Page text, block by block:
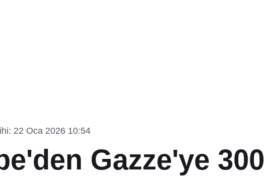
22 Oca 2026 10:54
Gazze'ye 300